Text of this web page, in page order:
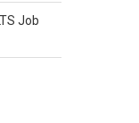
Job